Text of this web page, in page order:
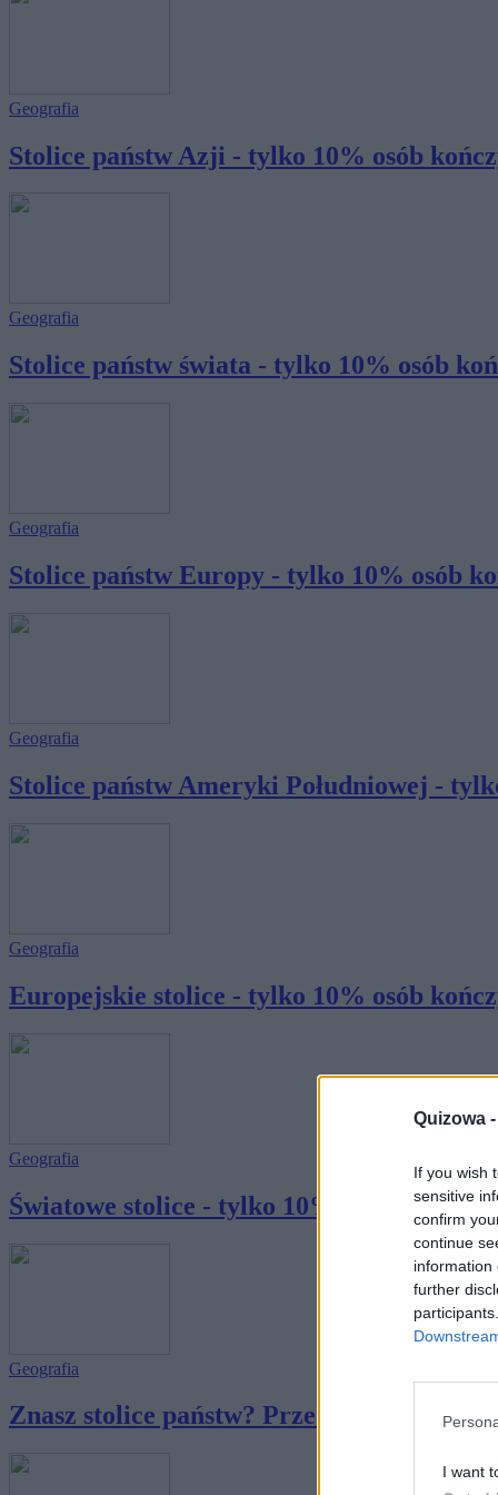
Quizowa -
If you wish
sensitive
confirm
continue
information
further
I want
Geografia
Stolice państw Azji - tylko 10% osób
Geografia
Stolice państw świata - tylko 10% osób
Geografia
Stolice państw Europy - tylko 10% osób
Geografia
Stolice państw Ameryki Południowej -
Geografia
Europejskie stolice - tylko 10% osób
Geografia
Światowe stolice - tylko 10% osób kończy
Geografia
Znasz stolice państw? Przeciętna osoba